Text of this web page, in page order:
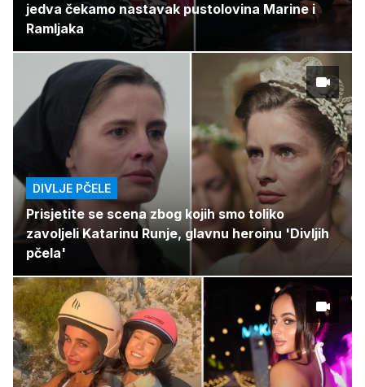
jedva čekamo nastavak pustolovina Marine i
Ramljaka
DIVLJE PČELE
Prisjetite se scena zbog kojih smo toliko
zavoljeli Katarinu Runje, glavnu heroinu 'Divljih
pčela'